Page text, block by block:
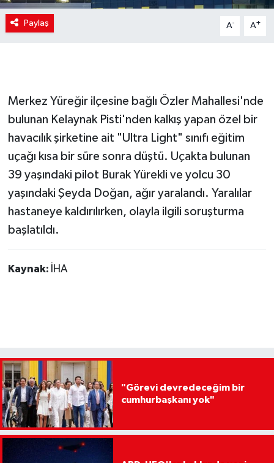
Paylaş A- A+
Merkez Yüreğir ilçesine bağlı Özler Mahallesi'nde
bulunan Kelaynak Pisti'nden kalkış yapan özel bir
havacılık şirketine ait "Ultra Light" sınıfı eğitim
uçağı kısa bir süre sonra düştü. Uçakta bulunan
39 yaşındaki pilot Burak Yürekli ve yolcu 30
yaşındaki Şeyda Doğan, ağır yaralandı. Yaralılar
hastaneye kaldırılırken, olayla ilgili soruşturma
başlatıldı.
Kaynak: İHA
"Görevi devredeceğim bir
cumhurbaşkanı yok"